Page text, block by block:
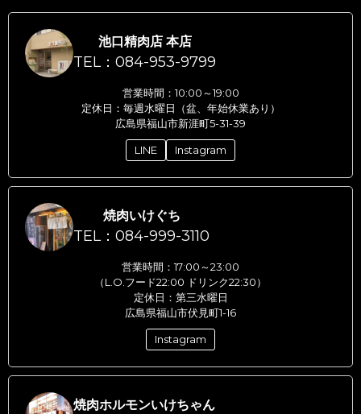
池口精肉店 本店
TEL：084-953-9799
営業時間：10:00～19:00
定休日：毎週水曜日（盆、年始休業あり）
広島県福山市新涯町5-31-39
LINE Instagram
焼肉いけぐち
TEL：084-999-3110
営業時間：17:00～23:00
（L.O.フード22:00 ドリンク22:30）
定休日：第三水曜日
広島県福山市伏見町1-16
Instagram
焼肉ホルモンいけちゃん